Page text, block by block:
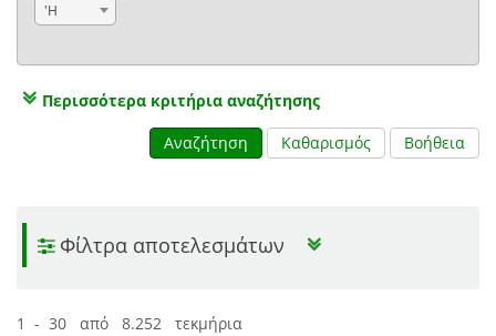
'Η
Περισσότερα κριτήρια αναζήτησης
Αναζήτηση
Καθαρισμός Βοήθεια
Φίλτρα αποτελεσμάτων
1 - 30 από 8.252 τεκμήρια